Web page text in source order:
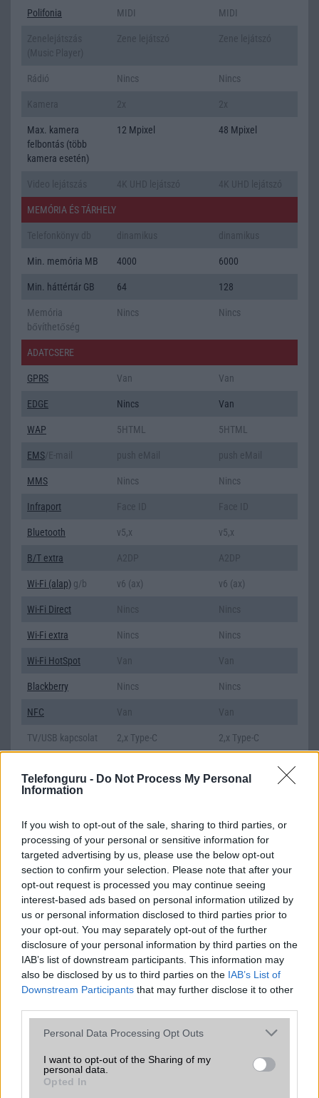
Telefonguru - Do Not Process My Personal
Information
If you wish to opt-out of the sale, sharing to third parties, or
processing of your personal or sensitive information for
targeted advertising by us, please use the below opt-out
section to confirm your selection. Please note that after your
opt-out request is processed you may continue seeing
interest-based ads based on personal information utilized by
us or personal information disclosed to third parties prior to
your opt-out. You may separately opt-out of the further
disclosure of your personal information by third parties on the
IAB’s list of downstream participants. This information may
also be disclosed by us to third parties on the IAB’s List of
Downstream Participants that may further disclose it to other
Please note that this website/app uses one or more Google
not limited to your visit or usage behaviour. You may click to
grant or deny consent to Google and its third-party tags to
use your data for below specified purposes in below Google
Personal Data Processing Opt Outs
I want to opt-out of the Sharing of my
personal data.
Opted In
Polifonia MIDI MIDI
Rádió Nincs Nincs
Max. kamera
felbontás (több
kamera esetén)
12 Mpixel 48 Mpixel
MEMÓRIA ÉS TÁRHELY
Min. memória MB 4000 6000
Min. háttértár GB 64 128
Memória
bővíthetőség
Nincs Nincs
ADATCSERE
GPRS Van Van
EDGE Nincs Van
WAP 5HTML 5HTML
EMS
MMS Nincs Nincs
Infraport
Bluetooth v5,x v5,x
B/T extra
Wi-Fi (alap) g/b v6 (ax) v6 (ax)
Wi-Fi Direct Nincs Nincs
Wi-Fi extra Nincs Nincs
Wi-Fi HotSpot Van Van
Blackberry Nincs Nincs
NFC Van Van
TV/USB kapcsolat 2,x Type-C 2,x Type-C
(Orosz), BDS (Kína),
Glonass (Orosz),
(Japán)
Push to Talk Nincs Nincs
AKKUMULÁTOR
Típus Li-Ion Li-Ion
Készenléti idő h /
Cserélhetőség
vehetõ ki!
Az akkumulátor
nem vehetõ ki!
Beszélgetési idő h /
Gyorstöltés
Gyorstöltésre alkalmas
Gyorstöltésre
alkalmas
Java
Flash
Ujjlenyomat
olvasó
Nincs